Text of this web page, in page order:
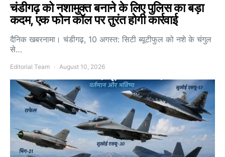
चंडीगढ़ को नशामुक्त बनाने के लिए पुलिस का बड़ा
कदम, एक फोन कॉल पर तुरंत होगी कार्रवाई
दैनिक खबरनामा। चंडीगढ़, 10 अगस्त: सिटी ब्यूटीफुल को नशे के चंगुल
से…
Editorial Team August 10, 2026